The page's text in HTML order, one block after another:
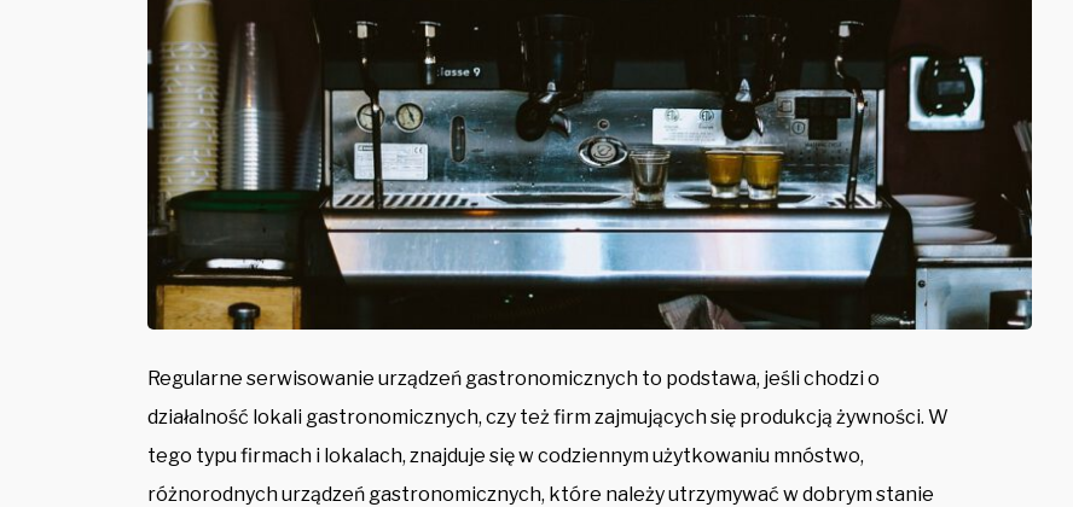
Regularne serwisowanie urządzeń gastronomicznych to podstawa, jeśli chodzi o
działalność lokali gastronomicznych, czy też firm zajmujących się produkcją żywności. W
tego typu firmach i lokalach, znajduje się w codziennym użytkowaniu mnóstwo,
różnorodnych urządzeń gastronomicznych, które należy utrzymywać w dobrym stanie